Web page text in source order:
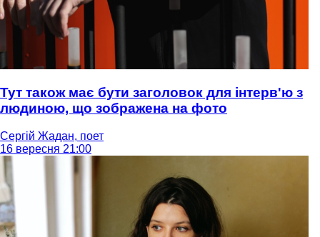
Тут також має бути заголовок для інтерв'ю з
людиною, що зображена на фото
Сергій Жадан, поет
16 вересня 21:00